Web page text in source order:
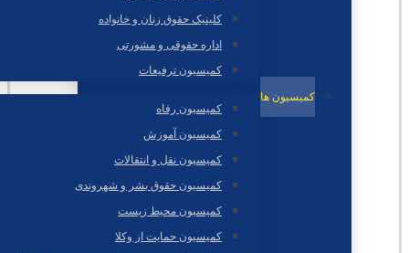
کلینیک حقوق زنان و خانواده
اداره حقوقی و مشورتی
کمیسیون ترفیعات
کمیسیون ها
کمیسیون رفاه
کمیسیون آموزش
کمیسیون نقل و انتقالات
کمیسیون حقوق بشر و شهروندی
کمیسیون محیط زیست
کمیسیون حمایت از وکلا